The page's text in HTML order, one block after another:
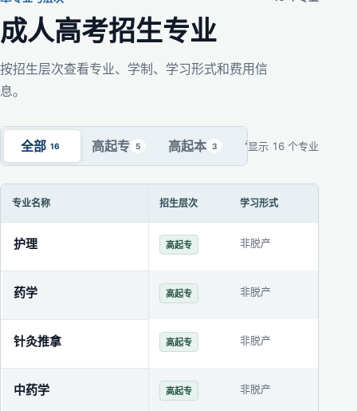
成人高考招生专业
按招生层次查看专业、学制、学习形式和费用信
息。
全部 16 高起专 5 高起本 3 专升本 8
显示 16 个专业
广州中医药大学成人高考招生专业、层次、学制与费用
专业名称 招生层次 学习形式
护理 高起专 非脱产
药学 高起专 非脱产
针灸推拿 高起专 非脱产
中药学 高起专 非脱产